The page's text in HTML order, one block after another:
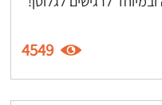
4549